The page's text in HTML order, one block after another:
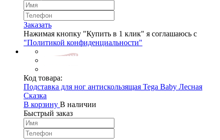
Заказать
Нажимая кнопку "Купить в 1 клик" я соглашаюсь с
"Политикой конфиденциальности"
Код товара:
Подставка для ног антискользящая Tega Baby Лесная
Сказка
В корзину В наличии
Быстрый заказ